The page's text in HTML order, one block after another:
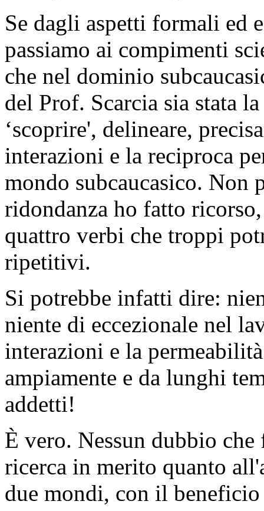
Se dagli aspetti formali ed
passiamo ai compimenti
che nel dominio
del Prof. Scarcia sia stata
‘scoprire', delineare,
interazioni e la reciproca
mondo subcaucasico. Non
ridondanza ho fatto
quattro verbi che troppi
ripetitivi.
Si potrebbe infatti dire:
niente di eccezionale nel
interazioni e la
ampiamente e da lunghi
addetti!
È vero. Nessun dubbio
ricerca in merito quanto
due mondi, con il